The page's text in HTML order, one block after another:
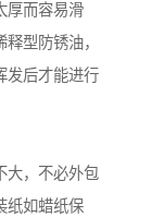
厚而容易滑
型防锈油，
发后才能进行
大，不必外包
纸如蜡纸保